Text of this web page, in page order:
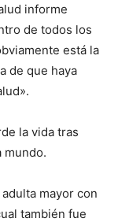
informe
de todos los
está la
de que haya
la vida tras
mundo.
mayor con
también fue